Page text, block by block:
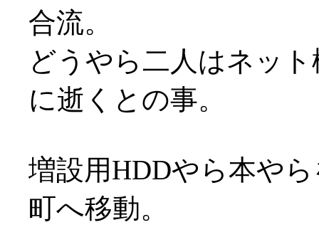
合流。
どうやら二人はネッ
に逝くとの事。
増設用HDDやら本や
町へ移動。